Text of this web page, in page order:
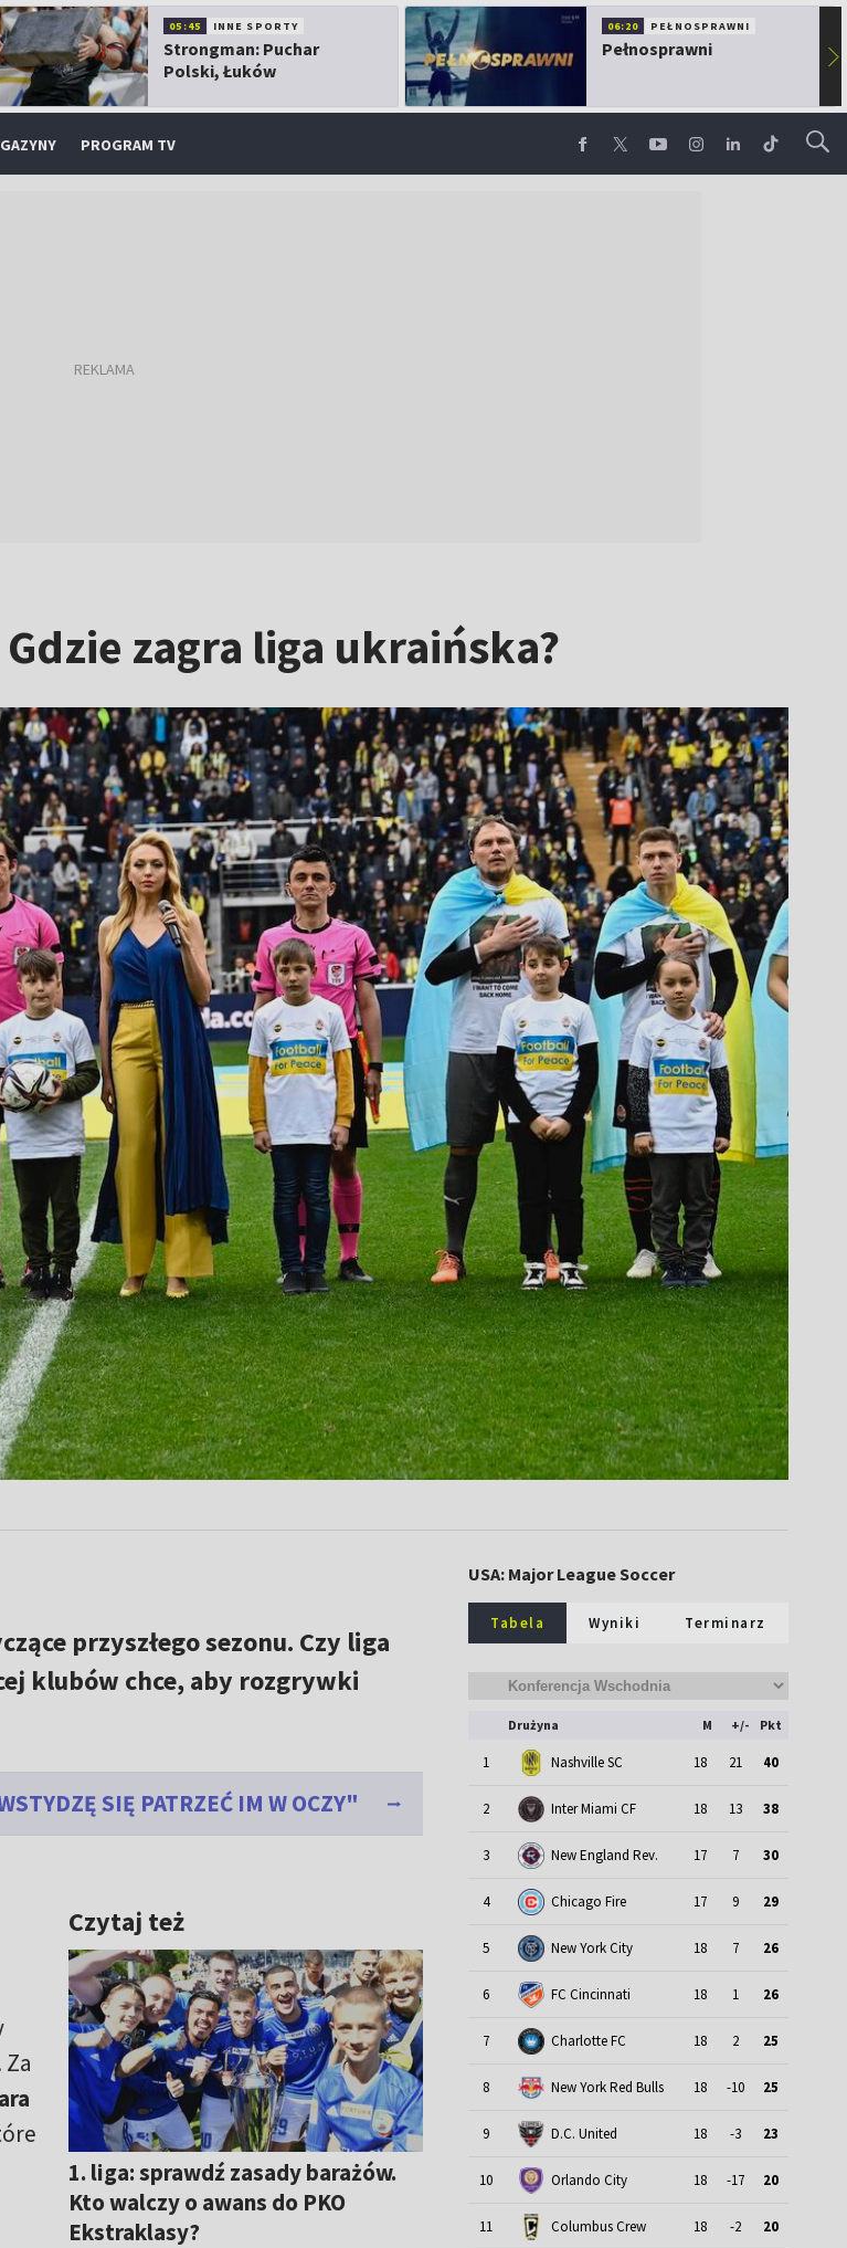
05:45 INNE SPORTY
Strongman: Puchar
Polski, Łuków
06:20 PEŁNOSPRAWNI
Pełnosprawni ▶
PROGRAM TV
zagra liga ukraińska?
przyszłego sezonu. Czy liga
klubów chce, aby rozgrywki
SIĘ PATRZEĆ IM W OCZY"
Czytaj też
1. liga: sprawdź zasady barażów.
Kto walczy o awans do PKO
Ekstraklasy?
USA: Major League Soccer
Tabela Wyniki Terminarz
Drużyna M +/- Pkt
1 Nashville SC 18 21 40
2 Inter Miami CF 18 13 38
3 New England Rev. 17 7 30
4 Chicago Fire 17 9 29
5 New York City 18 7 26
6 FC Cincinnati 18 1 26
7 Charlotte FC 18 2 25
8 New York Red Bulls 18 -10 25
9 D.C. United 18 -3 23
10 Orlando City 18 -17 20
11 Columbus Crew 18 -2 20